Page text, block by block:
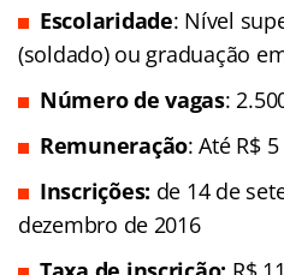
Escolaridade: Nível
(soldado) ou graduação
Número de vagas:
Remuneração: Até R$
Inscrições: de 14 de
dezembro de 2016